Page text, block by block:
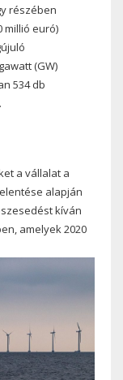
részében
millió euró)
(GW)
534 db
a vállalat a
alapján
kíván
amelyek 2020